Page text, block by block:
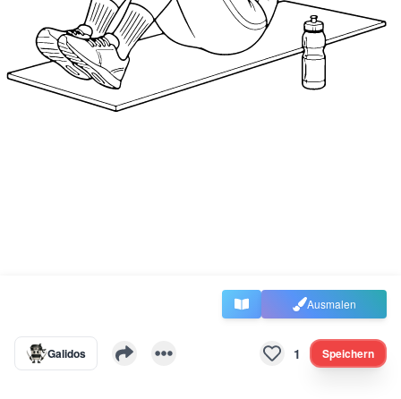
Ausmalen
Galidos 1 Speichern